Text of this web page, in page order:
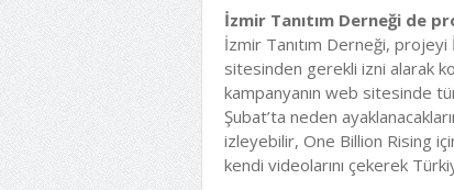
İzmir Tanıtım Derneği de
İzmir Tanıtım Derneği,
sitesinden gerekli izni alarak
kampanyanın web sitesinde
Şubat’ta neden
izleyebilir, One Billion Rising
kendi videolarını çekerek